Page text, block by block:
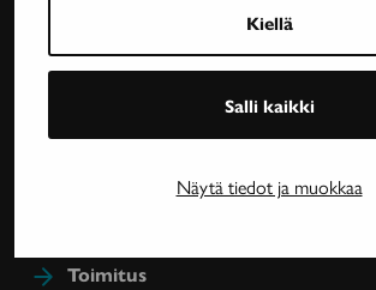
Kiellä
Salli kaikki
Näytä tiedot ja muokkaa
ja asiantuntevaa tietoa MS-taudin,
harvinaissairauksien ja essentiaalisen
tutkimuksesta, lääkehoidoista,
sairastavien sosiaaliturvasta. Avain-
Toimitus